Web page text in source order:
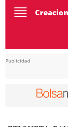
Toggle
Publicidad